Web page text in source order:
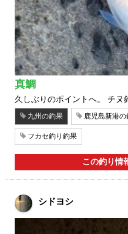
真鯛
久しぶりのポイントへ。 チヌ
九州の釣果 鹿児島新港の
フカセ釣り釣果
この釣り情
シドヨシ